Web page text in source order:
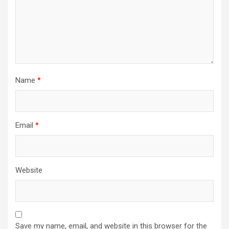
Name *
Email *
Website
Save my name, email, and website in this browser for the